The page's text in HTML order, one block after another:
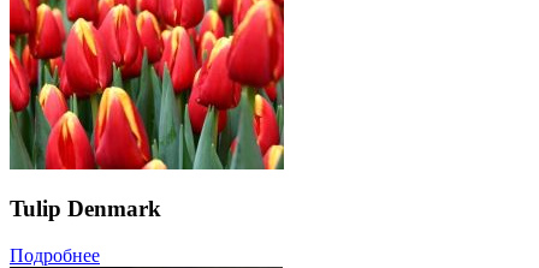
Tulip Denmark
Подробнее